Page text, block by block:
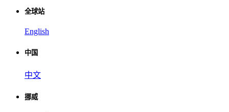
全球站
English
中国
中文
挪威